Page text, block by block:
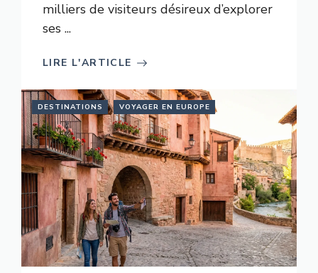
milliers de visiteurs désireux d’explorer
ses ...
LIRE L'ARTICLE
DESTINATIONS VOYAGER EN EUROPE